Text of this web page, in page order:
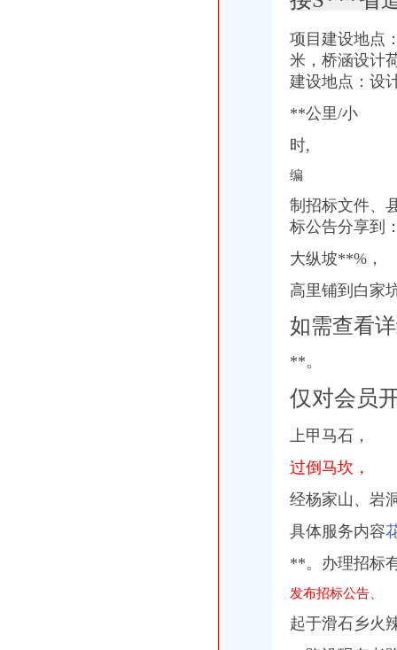
注册顺德公司顺德工商登记代办勒流公司注册-广东佛山会计审计信息
万隆旅游商品交易中心市场推广操作手册-138P.ppt全文免费在线看-免
万隆旅游商品交易中心市场推广操作手册（ppt138页）.ppt文档全文免
【江门雕刻工艺品公司页_江门雕刻工艺品厂家大全】_顺企网
【图】江北红旗河沟松树桥工商注册代办注册公司登记代账会计_重庆
【江门礼品工艺品公司页_江门礼品工艺品厂家大全】_第9页_顺企网
大寨公路大修工程、县道X237封家岭至城关公路改造工程等项目招标
【长白山西+北坡深度游】观长白山天池、升级2晚五星温泉酒店、赠送
东京+箱根双飞6天5晚自由行套餐【含广州往返机票+2晚箱根温泉酒
广西壮族自区（图）_各地概况_中国经济网——国家经济门户
【深度6399】一次具匠心の和风旅行,上海-东京+箱根_发现旅行
金科VISAR国际_隆鑫花漾的山谷一期_楼盘对比分析-重庆乐居
项目建设地点
米，桥涵设计
建设地点：设
**公里/小
时,
编
制招标文件、
标公告分享到
大纵坡**%，
高里铺到白家
如需查看
**。
仅对会员
上甲马石，
过倒马坎，
经杨家山、岩
具体服务内容
**。办理招标
发布招标公告、
起于滑石乡火